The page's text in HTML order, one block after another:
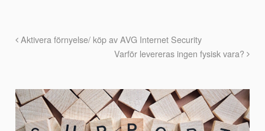
Aktivera förnyelse/ köp av AVG Internet Security
Varför levereras ingen fysisk vara?